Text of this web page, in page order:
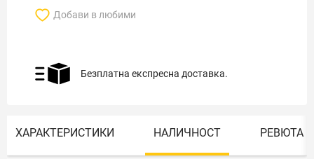
Добави в любими
Безплатна експресна доставка.
ХАРАКТЕРИСТИКИ НАЛИЧНОСТ РЕВЮТА